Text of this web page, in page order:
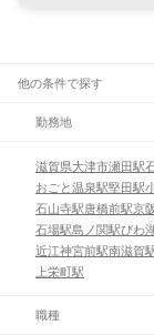
他の条件で探す
勤務地
滋賀県大津市瀬田駅
おごと温泉駅堅田駅
石山寺駅唐橋前駅京
石場駅島ノ関駅びわ
近江神宮前駅南滋賀
上栄町駅
職種